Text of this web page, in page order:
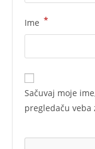
Ime *
Sačuvaj moje
pregledaču veba